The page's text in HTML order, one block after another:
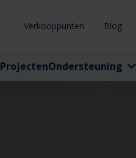
Verkooppunten Blog
ProjectenOndersteuning